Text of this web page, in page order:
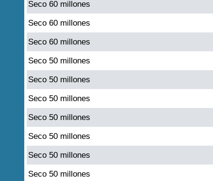
Seco 60 millones
Seco 60 millones
Seco 60 millones
Seco 50 millones
Seco 50 millones
Seco 50 millones
Seco 50 millones
Seco 50 millones
Seco 50 millones
Seco 50 millones